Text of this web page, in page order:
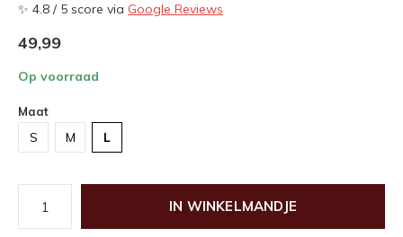
✨ 4.8 / 5 score via Google Reviews
49,99
Op voorraad
Maat
S M L
IN WINKELMANDJE